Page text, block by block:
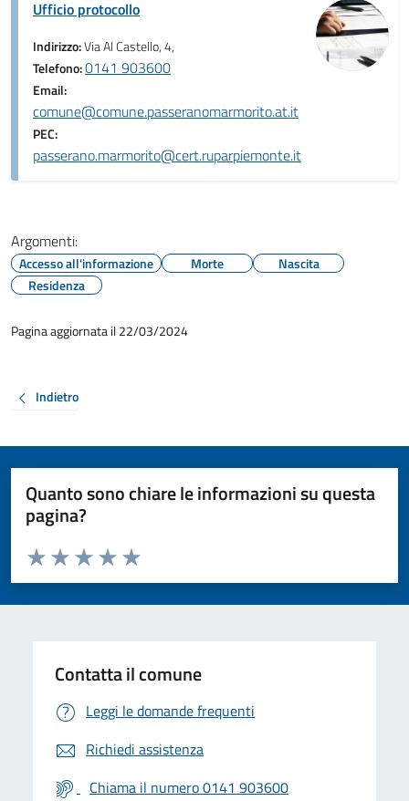
Ufficio protocollo
Indirizzo:Via Al Castello, 4,
Telefono:0141 903600
Email:
comune@comune.passeranomarmorito.at.it
PEC:
passerano.marmorito@cert.ruparpiemonte.it
Argomenti:
Accesso all'informazione Morte
Nascita
Residenza
Pagina aggiornata il 22/03/2024
Indietro
Quanto sono chiare le informazioni su questa
pagina?
Valuta da 1 a 5 stelle la pagina
Valuta 5 stelle su 5
Valuta 4 stelle su 5
Valuta 3 stelle su 5
Valuta 2 stelle su 5
Valuta 1 stelle su 5
Contatta il comune
Leggi le domande frequenti
Richiedi assistenza
Chiama il numero 0141 903600